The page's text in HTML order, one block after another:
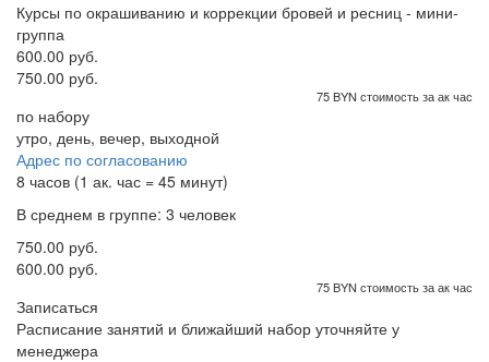
Курсы по окрашиванию и коррекции бровей и ресниц - мини-
группа
600.00 руб.
750.00 руб.
75 BYN стоимость за ак час
по набору
утро, день, вечер, выходной
Адрес по согласованию
8 часов (1 ак. час = 45 минут)
В среднем в группе: 3 человек
750.00 руб.
600.00 руб.
75 BYN стоимость за ак час
Записаться
Расписание занятий и ближайший набор уточняйте у
менеджера